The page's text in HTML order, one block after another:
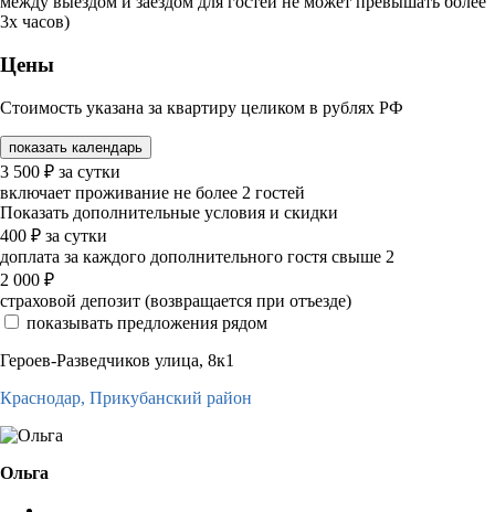
3х часов)
Цены
Стоимость указана за квартиру целиком в рублях РФ
показать календарь
3 500 ₽ за сутки
включает проживание не более 2 гостей
Показать дополнительные условия и скидки
400 ₽ за сутки
доплата за каждого дополнительного гостя свыше 2
2 000 ₽
страховой депозит (возвращается при отъезде)
показывать предложения рядом
Героев-Разведчиков улица, 8к1
Краснодар, Прикубанский район
Ольга